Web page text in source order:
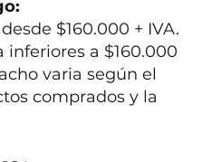
$160.000 + IVA.
a $160.000
varia según el
comprados y la